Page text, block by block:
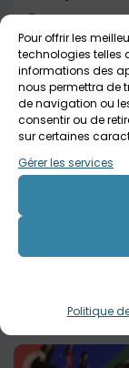
Pour offrir les
technologies telles
informations des
nous permettra de
de navigation ou
consentir ou de
sur certaines
Gérer les services
Politique
Musée national
18 septembre
en Ile de
Espace des